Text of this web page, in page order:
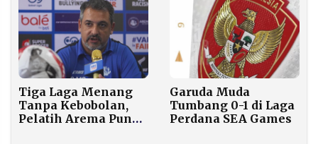
Tiga Laga Menang
Tanpa Kebobolan,
Pelatih Arema Punya
Garuda Muda
Tumbang 0-1 di Laga
Perdana SEA Games